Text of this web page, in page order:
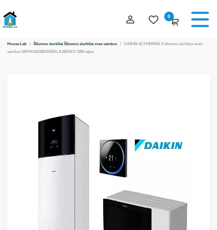
0
House Lab / Šilumos siurbliai Šilumos siurbliai oras-vanduo / DAIKIN ALTHERMA 3 šilumos siurblys oras-
vanduo EBVH16S18D6V/ERLA16DW17 180l talpa